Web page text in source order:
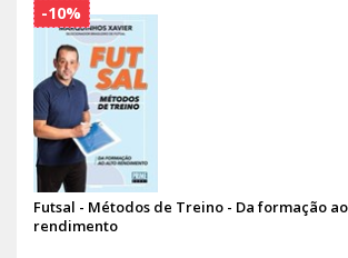
Futsal - Métodos de Treino - Da formação
rendimento
-10%